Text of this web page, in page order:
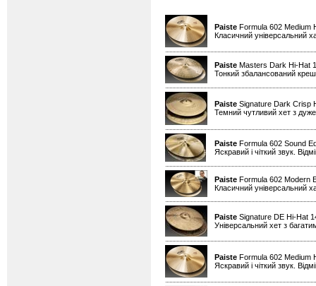
Paiste Formula 602 Medium
Класичний універсальний
Paiste Masters Dark Hi-Hat
Тонкий збалансований креш
Paiste Signature Dark Crisp
Темний чутливий хет з
Paiste Formula 602 Sound
Яскравий і чіткий звук.
Paiste Formula 602 Modern
Класичний універсальний
Paiste Signature DE Hi-Hat
Універсальний хет з
Paiste Formula 602 Medium
Яскравий і чіткий звук.